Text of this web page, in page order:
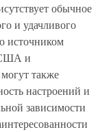
обычное
и удачливого
источником
США и
также
настроений и
зависимости